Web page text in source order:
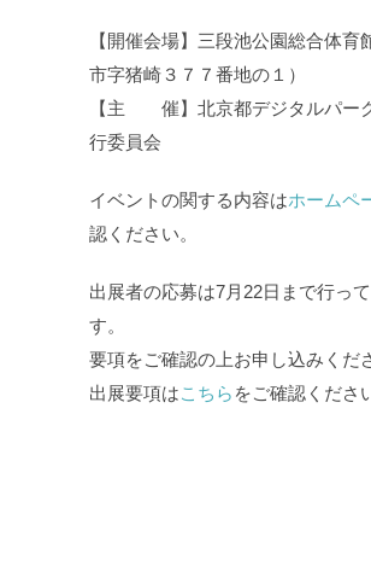
【開催会場】三段池公園総合体育
市字猪崎３７７番地の１）
【主 催】北京都デジタルパー
行委員会
イベントの関する内容はホームペ
認ください。
出展者の応募は7月22日まで行っ
す。
要項をご確認の上お申し込みくだ
出展要項はこちら をご確認くださ